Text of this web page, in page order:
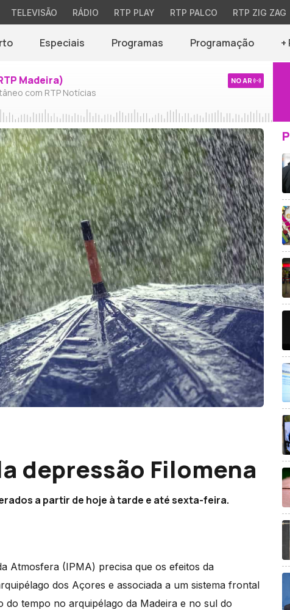
TELEVISÃO RÁDIO RTP PLAY RTP PALCO RTP ZIG ZAG
Especiais Programas Programação +
Madeira)
com RTP Notícias
NO AR
depressão Filomena
a partir de hoje à tarde e até sexta-feira.
Atmosfera (IPMA) precisa que os efeitos da
dos Açores e associada a um sistema frontal
tempo no arquipélago da Madeira e no sul do